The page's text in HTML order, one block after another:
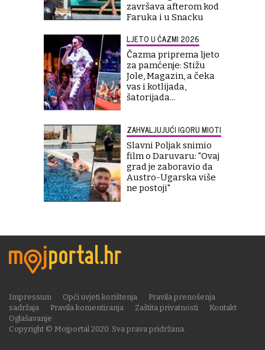
završava afterom kod
Faruka i u Snacku
LJETO U ČAZMI 2026
Čazma priprema ljeto
za pamćenje: Stižu
Jole, Magazin, a čeka
vas i kotlijada,
šatorijada...
ZAHVALJUJUĆI IGORU MIOTI
Slavni Poljak snimio
film o Daruvaru: "Ovaj
grad je zaboravio da
Austro-Ugarska više
ne postoji"
Copyright © Mojportal 2020. Sva prava pridržana.
Impressum Opći uvjeti korištenja
Pravila prenošenja
sadržaja
Pravila komentiranja Zaštita privatnosti
Kontakt
Oglašavanje